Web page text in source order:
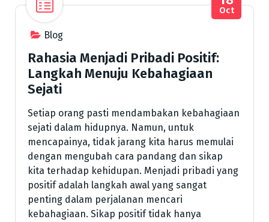
Blog
Oct
Rahasia Menjadi Pribadi Positif:
Langkah Menuju Kebahagiaan
Sejati
Setiap orang pasti mendambakan kebahagiaan
sejati dalam hidupnya. Namun, untuk
mencapainya, tidak jarang kita harus memulai
dengan mengubah cara pandang dan sikap
kita terhadap kehidupan. Menjadi pribadi yang
positif adalah langkah awal yang sangat
penting dalam perjalanan mencari
kebahagiaan. Sikap positif tidak hanya